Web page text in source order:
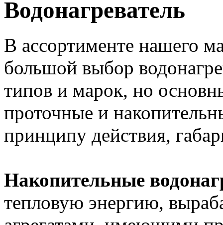
Водонагреватель
В ассортименте нашего
большой выбор
типов и марок, но
проточные и
принципу действия,
Накопительные
тепловую энергию,